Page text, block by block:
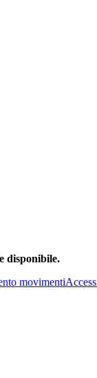
disponibile.
movimenti